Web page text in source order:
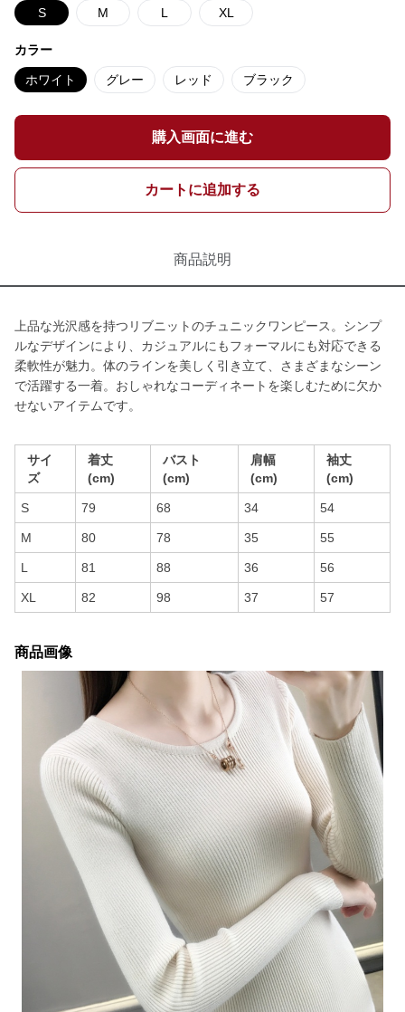
S M L XL
カラー
ホワイト グレー レッド ブラック
購入画面に進む
カートに追加する
商品説明
上品な光沢感を持つリブニットのチュニックワンピース。シンプ
ルなデザインにより、カジュアルにもフォーマルにも対応できる
柔軟性が魅力。体のラインを美しく引き立て、さまざまなシーン
で活躍する一着。おしゃれなコーディネートを楽しむために欠か
せないアイテムです。
サイ
ズ
着丈
(cm)
バスト
(cm)
肩幅
(cm)
袖丈
(cm)
S 79 68 34 54
M 80 78 35 55
L 81 88 36 56
XL 82 98 37 57
商品画像